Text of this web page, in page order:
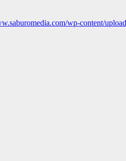
wp-content/